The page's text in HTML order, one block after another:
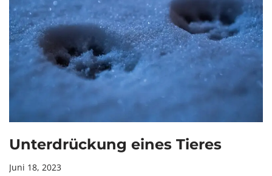
Unterdrückung eines Tieres
Juni 18, 2023